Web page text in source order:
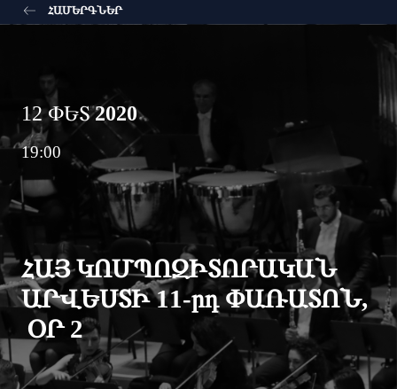
ՀԱՄԵՐԳՆԵՐ
12 ՓԵՏ2020
19:00
ՀԱՅ ԿՈՄՊՈԶԻՏՈՐԱԿԱՆ
ԱՐՎԵՍՏԻ 11-րդ ՓԱՌԱՏՈՆ,
ՕՐ 2